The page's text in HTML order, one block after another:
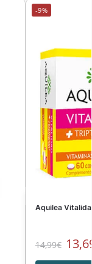
-9%
Aquilea
14,99€